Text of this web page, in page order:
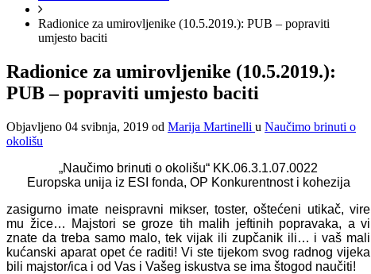
Radionice za umirovljenike (10.5.2019.): PUB – popraviti
umjesto baciti
Radionice za umirovljenike (10.5.2019.):
PUB – popraviti umjesto baciti
Objavljeno 04 svibnja, 2019 od Marija Martinelli u Naučimo brinuti o
okolišu
„Naučimo brinuti o okolišu“ KK.06.3.1.07.0022
Europska unija iz ESI fonda, OP Konkurentnost i kohezija
zasigurno imate neispravni mikser, toster, oštećeni utikač, vire
mu žice… Majstori se groze tih malih jeftinih popravaka, a vi
znate da treba samo malo, tek vijak ili zupčanik ili… i vaš mali
kućanski aparat opet će raditi! Vi ste tijekom svog radnog vijeka
bili majstor/ica i od Vas i Vašeg iskustva se ima štogod naučiti!